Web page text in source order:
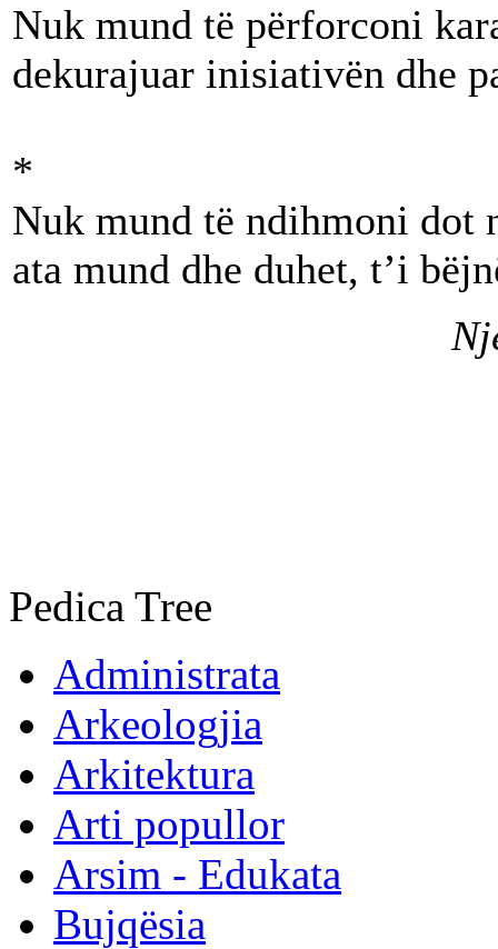
Nuk mund të përforconi
dekurajuar inisiativën dhe
*
Nuk mund të ndihmoni dot
ata mund dhe duhet, t’i
Pedica Tree
Administrata
Arkeologjia
Arkitektura
Arti popullor
Arsim - Edukata
Bujqësia